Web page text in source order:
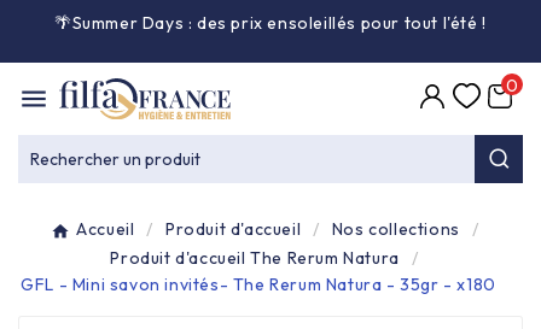
🌴Summer Days : des prix ensoleillés pour tout l'été!

Entretien général
Équipement & matériel 
Collecte des déchets 
Rechercher un produit
0
Accueil Produit d'accueil
Nos collections
Produit d'accueil The Rerum Natura
GFL - Mini savon invités- The Rerum Natura - 35gr - x180